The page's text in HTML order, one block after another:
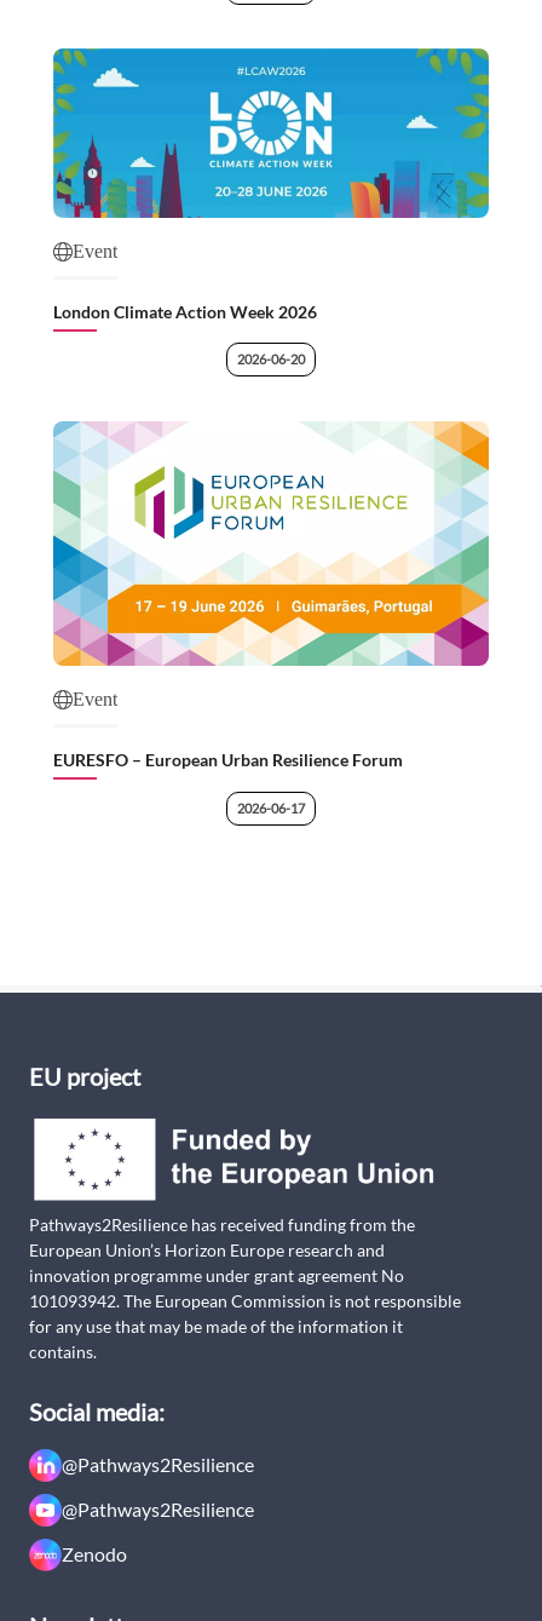
Event
London Climate Action Week 2026
2026-06-20
Event
EURESFO – European Urban Resilience Forum
2026-06-17
EU project
Pathways2Resilience has received funding from the
European Union’s Horizon Europe research and
innovation programme under grant agreement No
101093942. The European Commission is not responsible
for any use that may be made of the information it
contains.
Social media:
@Pathways2Resilience
@Pathways2Resilience
Zenodo